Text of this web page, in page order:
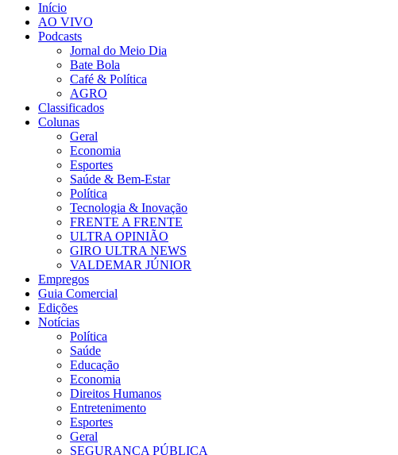
Início
AO VIVO
Podcasts
Jornal do Meio Dia
Bate Bola
Café & Política
AGRO
Classificados
Colunas
Geral
Economia
Esportes
Saúde & Bem-Estar
Política
Tecnologia & Inovação
FRENTE A FRENTE
ULTRA OPINIÃO
GIRO ULTRA NEWS
VALDEMAR JÚNIOR
Empregos
Guia Comercial
Edições
Notícias
Política
Saúde
Educação
Economia
Direitos Humanos
Entretenimento
Esportes
Geral
SEGURANÇA PÚBLICA